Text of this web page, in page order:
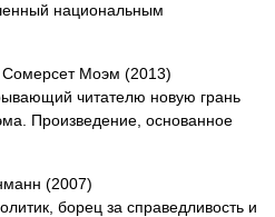
национальным
Сомерсет Моэм (2013)
читателю новую грань
Произведение, основанное
(2007)
борец за справедливость и